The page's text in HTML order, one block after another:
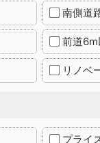
南側道
前道6m
リノベ
プライ